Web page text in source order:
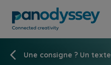
Une consigne ? Un texte